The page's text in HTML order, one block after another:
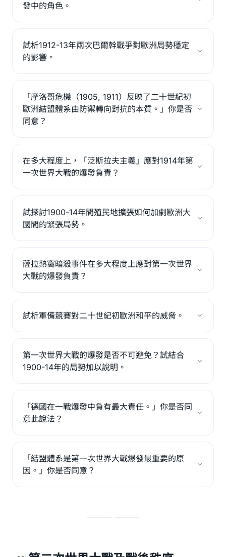
發中的角色。
試析1912-13年兩次巴爾幹戰爭對歐洲局勢穩定
的影響。
「摩洛哥危機（1905, 1911）反映了二十世紀初
歐洲結盟體系由防禦轉向對抗的本質。」你是否
同意？
在多大程度上，「泛斯拉夫主義」應對1914年第
一次世界大戰的爆發負責？
試探討1900-14年間殖民地擴張如何加劇歐洲大
國間的緊張局勢。
薩拉熱窩暗殺事件在多大程度上應對第一次世界
大戰的爆發負責？
試析軍備競賽對二十世紀初歐洲和平的威脅。
第一次世界大戰的爆發是否不可避免？試結合
1900-14年的局勢加以說明。
「德國在一戰爆發中負有最大責任。」你是否同
意此說法？
「結盟體系是第一次世界大戰爆發最重要的原
因。」你是否同意？